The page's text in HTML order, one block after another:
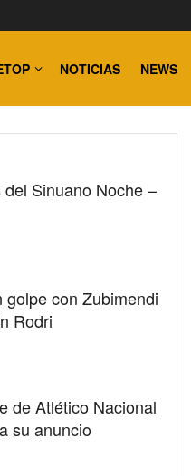
NOTICIAS NEWS
Sinuano Noche –
con Zubimendi
Rodri
de Atlético Nacional
su anuncio